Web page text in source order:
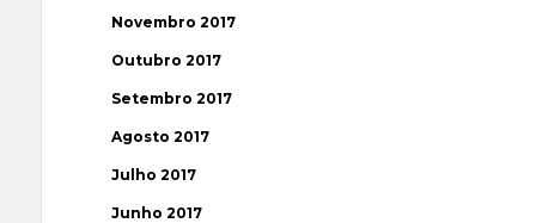
Novembro 2017
Outubro 2017
Setembro 2017
Agosto 2017
Julho 2017
Junho 2017